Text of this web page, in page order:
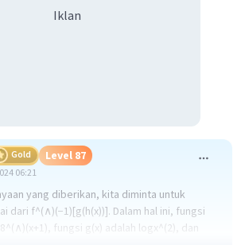
Iklan
Gold Level 87
06:21
yang diberikan, kita diminta untuk
dari f^(∧)(−1)[g(h(x))]. Dalam hal ini, fungsi
fungsi g(x) adalah logx^(2), dan